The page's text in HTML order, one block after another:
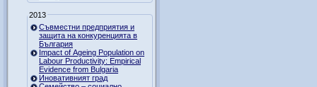
2013
Съвместни предприятия и
защита на конкуренцията в
България
Impact of Ageing Population on
Labour Productivity: Empirical
Evidence from Bulgaria
Иновативният град